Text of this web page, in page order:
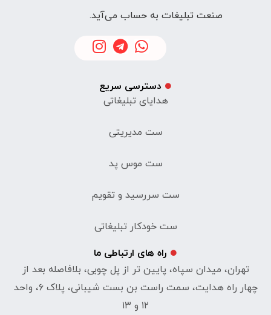
صنعت تبلیغات به حساب می‌آید.
دسترسی سریع
هدایای تبلیغاتی
ست مدیریتی
ست موس پد
ست سررسید و تقویم
ست خودکار تبلیغاتی
راه های ارتباطی ما
تهران، میدان سپاه، پایین تر از پل چوبی، بلافاصله بعد از
چهار راه هدایت، سمت راست بن بست شیبانی، پلاک ۶، واحد
۱۲ و ۱۳